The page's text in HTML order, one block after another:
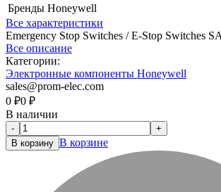
Бренды Honeywell
Все характеристики
Emergency Stop Switches / E-Stop Switches
Все описание
Категории:
Электронные компоненты Honeywell
sales@prom-elec.com
0 ₽0 ₽
В наличии
-
+
В корзину В корзине